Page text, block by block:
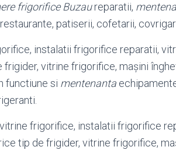
frigorifice Buzaureparatii,
patiserii, cofetarii,
instalatii frigorifice reparatii,
vitrine frigorifice, maşini
functiune si mentenanta
frigorifice, instalatii frigorifice
tip de frigider, vitrine frigorifice,